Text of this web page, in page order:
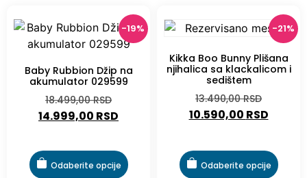
-19%
Baby Rubbion Džip na
akumulator 029599
18.499,00RSD
14.999,00 RSD
Odaberite opcije
-21%
Kikka Boo Bunny Plišana
njihalica sa klackalicom i
sedištem
13.490,00RSD
10.590,00 RSD
Odaberite opcije